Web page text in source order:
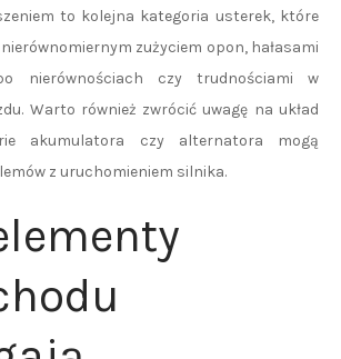
to kolejna kategoria usterek, które
zużyciem opon, hałasami
nierównościach czy trudnościami w
Warto również zwrócić uwagę na układ
akumulatora czy alternatora mogą
z uruchomieniem silnika.